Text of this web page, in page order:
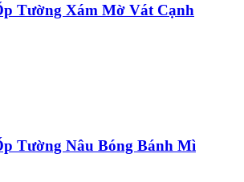
Tường Xám Mờ Vát Cạnh
Tường Nâu Bóng Bánh Mì